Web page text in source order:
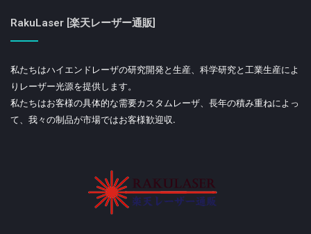
RakuLaser [楽天レーザー通販]
私たちはハイエンドレーザの研究開発と生産、科学研究と工業生産によ
りレーザー光源を提供します。
私たちはお客様の具体的な需要カスタムレーザ、長年の積み重ねによっ
て、我々の制品が市場ではお客様歓迎収.